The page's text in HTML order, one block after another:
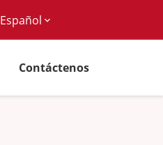
Español
Contáctenos